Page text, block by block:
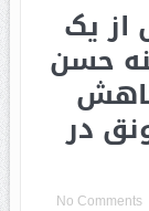
از یک
حسن
در
No Comments